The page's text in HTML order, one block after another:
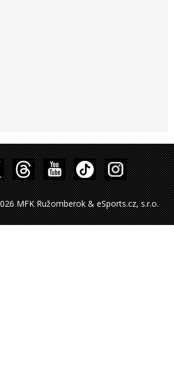
MFK Ružomberok & eSports.cz, s.r.o.